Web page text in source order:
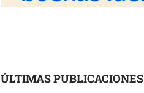
ÚLTIMAS PUBLICACIONES